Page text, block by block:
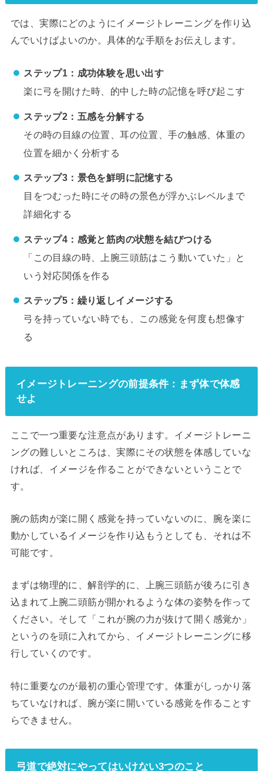
では、実際にどのようにイメージトレーニングを作り込
んでいけばよいのか。具体的な手順をお伝えします。
ステップ1：成功体験を思い出す
楽に弓を開けた時、的中した時の記憶を呼び起こす
ステップ2：五感を分解する
その時の目線の位置、耳の位置、手の触感、体重の
位置を細かく分析する
ステップ3：景色を鮮明に記憶する
目をつむった時にその時の景色が浮かぶレベルまで
詳細化する
ステップ4：感覚と筋肉の状態を結びつける
「この目線の時、上腕三頭筋はこう動いていた」と
いう対応関係を作る
ステップ5：繰り返しイメージする
弓を持っていない時でも、この感覚を何度も想像す
る
イメージトレーニングの前提条件：まず体で体感
せよ
ここで一つ重要な注意点があります。イメージトレーニ
ングの難しいところは、実際にその状態を体感していな
ければ、イメージを作ることができないということで
す。
腕の筋肉が楽に開く感覚を持っていないのに、腕を楽に
動かしているイメージを作り込もうとしても、それは不
可能です。
まずは物理的に、解剖学的に、上腕三頭筋が後ろに引き
込まれて上腕二頭筋が開かれるような体の姿勢を作って
ください。そして「これが腕の力が抜けて開く感覚か」
というのを頭に入れてから、イメージトレーニングに移
行していくのです。
特に重要なのが最初の重心管理です。体重がしっかり落
ちていなければ、腕が楽に開いている感覚を作ることす
らできません。
弓道で絶対にやってはいけない3つのこと